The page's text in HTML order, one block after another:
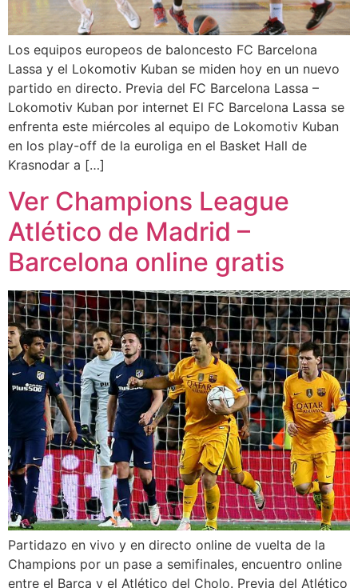
Los equipos europeos de baloncesto FC Barcelona
Lassa y el Lokomotiv Kuban se miden hoy en un nuevo
partido en directo. Previa del FC Barcelona Lassa –
Lokomotiv Kuban por internet El FC Barcelona Lassa se
enfrenta este miércoles al equipo de Lokomotiv Kuban
en los play-off de la euroliga en el Basket Hall de
Krasnodar a […]
Ver Champions League
Atlético de Madrid –
Barcelona online gratis
Partidazo en vivo y en directo online de vuelta de la
Champions por un pase a semifinales, encuentro online
entre el Barça y el Atlético del Cholo. Previa del Atlético